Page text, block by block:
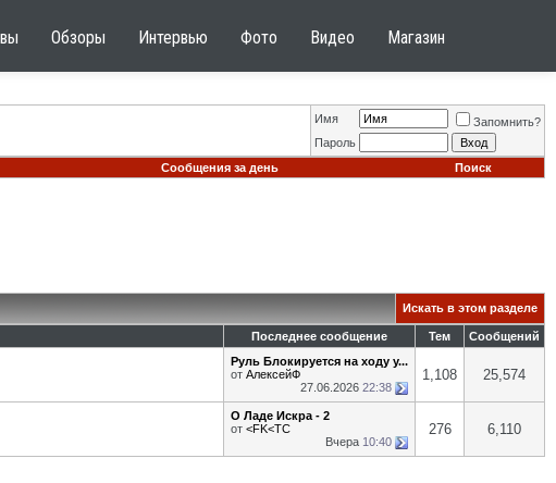
Обзоры Интервью Фото Видео Магазин
Имя
Запомнить?
Пароль
Сообщения за день Поиск
Искать в этом разделе
Последнее сообщение Тем Сообщений
Руль Блокируется на ходу у...
от АлексейФ
27.06.2026 22:38
1,108 25,574
О Ладе Искра - 2
от <FK<TC
Вчера 10:40
276 6,110